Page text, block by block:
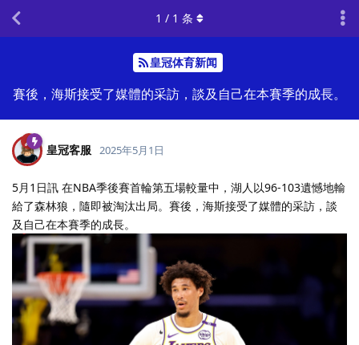
皇冠体育新闻
賽後，海斯接受了媒體的采訪，談及自己在本賽季的成長。
1 / 1 条
皇冠客服 2025年5月1日
5月1日訊 在NBA季後賽首輪第五場較量中，湖人以96-103遺憾地輸
給了森林狼，隨即被淘汰出局。賽後，海斯接受了媒體的采訪，談
及自己在本賽季的成長。